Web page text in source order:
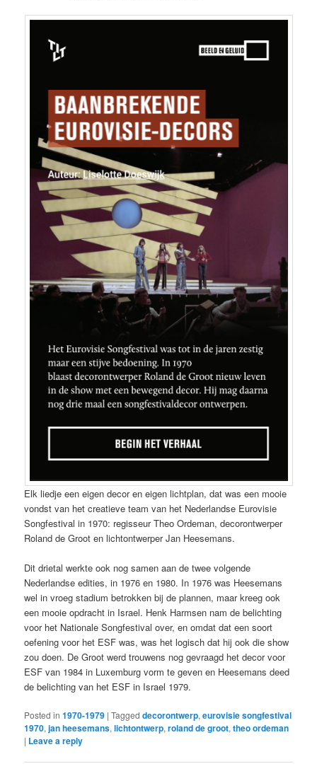
Elk liedje een eigen decor en eigen lichtplan, dat was een mooie
vondst van het creatieve team van het Nederlandse Eurovisie
Songfestival in 1970: regisseur Theo Ordeman, decorontwerper
Roland de Groot en lichtontwerper Jan Heesemans.
Dit drietal werkte ook nog samen aan de twee volgende
Nederlandse edities, in 1976 en 1980. In 1976 was Heesemans
wel in vroeg stadium betrokken bij de plannen, maar kreeg ook
een mooie opdracht in Israel. Henk Harmsen nam de belichting
voor het Nationale Songfestival over, en omdat dat een soort
oefening voor het ESF was, was het logisch dat hij ook die show
zou doen. De Groot werd trouwens nog gevraagd het decor voor
ESF van 1984 in Luxemburg vorm te geven en Heesemans deed
de belichting van het ESF in Israel 1979.
Posted in 1970-1979 |Tagged decorontwerp,eurovisie songfestival
1970,jan heesemans,lichtontwerp,roland de groot,theo ordeman
| Leave a reply